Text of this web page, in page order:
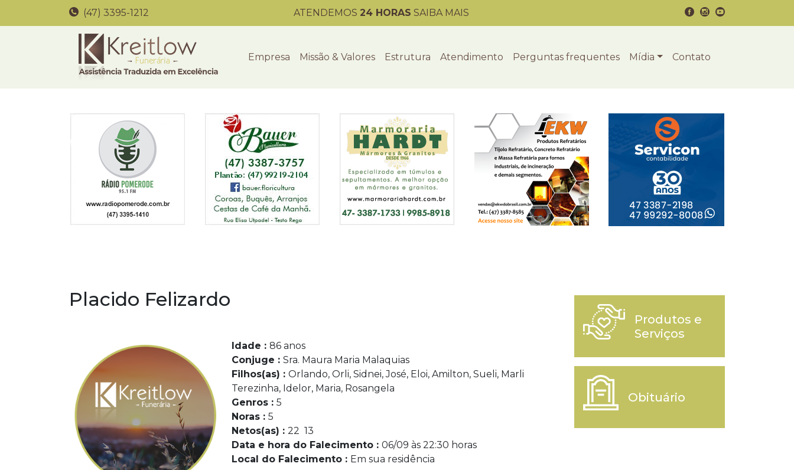
(47) 3395-1212 ATENDEMOS 24 HORAS SAIBA MAIS
Empresa Missão & Valores Estrutura Atendimento Perguntas frequentes Mídia Contato
Placido Felizardo
Idade : 86 anos
Conjuge : Sra. Maura Maria Malaquias
Filhos(as) : Orlando, Orli, Sidnei, José, Eloi, Amilton, Sueli, Marli
Terezinha, Idelor, Maria, Rosangela
Genros : 5
Noras : 5
Netos(as) : 22 13
Data e hora do Falecimento : 06/09 às 22:30 horas
Local do Falecimento : Em sua residência
Produtos e
Serviços
Obituário